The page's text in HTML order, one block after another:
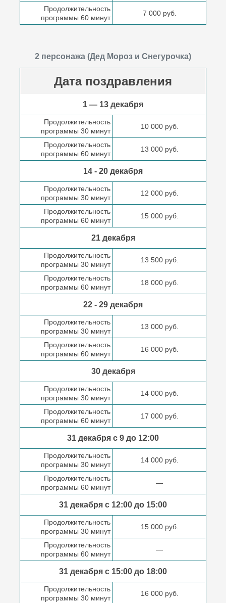
Продолжительность
программы 60 минут
7 000 руб.
2 персонажа (Дед Мороз и Снегурочка)
Дата поздравления
1 — 13 декабря
Продолжительность
программы 30 минут
10 000 руб.
Продолжительность
программы 60 минут
13 000 руб.
14 - 20 декабря
Продолжительность
программы 30 минут
12 000 руб.
Продолжительность
программы 60 минут
15 000 руб.
21 декабря
Продолжительность
программы 30 минут
13 500 руб.
Продолжительность
программы 60 минут
18 000 руб.
22 - 29 декабря
Продолжительность
программы 30 минут
13 000 руб.
Продолжительность
программы 60 минут
16 000 руб.
30 декабря
Продолжительность
программы 30 минут
14 000 руб.
Продолжительность
программы 60 минут
17 000 руб.
31 декабря с 9 до 12:00
Продолжительность
программы 30 минут
14 000 руб.
Продолжительность
программы 60 минут
—
31 декабря с 12:00 до 15:00
Продолжительность
программы 30 минут
15 000 руб.
Продолжительность
программы 60 минут
—
31 декабря с 15:00 до 18:00
Продолжительность
программы 30 минут
16 000 руб.